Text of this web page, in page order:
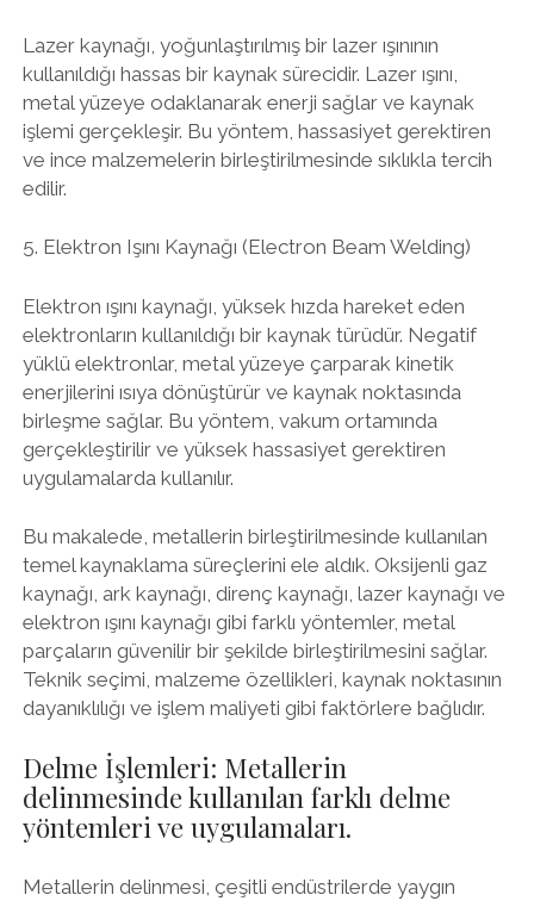
Lazer kaynağı, yoğunlaştırılmış bir lazer ışınının
kullanıldığı hassas bir kaynak sürecidir. Lazer ışını,
metal yüzeye odaklanarak enerji sağlar ve kaynak
işlemi gerçekleşir. Bu yöntem, hassasiyet gerektiren
ve ince malzemelerin birleştirilmesinde sıklıkla tercih
edilir.
5. Elektron Işını Kaynağı (Electron Beam Welding)
Elektron ışını kaynağı, yüksek hızda hareket eden
elektronların kullanıldığı bir kaynak türüdür. Negatif
yüklü elektronlar, metal yüzeye çarparak kinetik
enerjilerini ısıya dönüştürür ve kaynak noktasında
birleşme sağlar. Bu yöntem, vakum ortamında
gerçekleştirilir ve yüksek hassasiyet gerektiren
uygulamalarda kullanılır.
Bu makalede, metallerin birleştirilmesinde kullanılan
temel kaynaklama süreçlerini ele aldık. Oksijenli gaz
kaynağı, ark kaynağı, direnç kaynağı, lazer kaynağı ve
elektron ışını kaynağı gibi farklı yöntemler, metal
parçaların güvenilir bir şekilde birleştirilmesini sağlar.
Teknik seçimi, malzeme özellikleri, kaynak noktasının
dayanıklılığı ve işlem maliyeti gibi faktörlere bağlıdır.
Delme İşlemleri: Metallerin
delinmesinde kullanılan farklı delme
yöntemleri ve uygulamaları.
Metallerin delinmesi, çeşitli endüstrilerde yaygın